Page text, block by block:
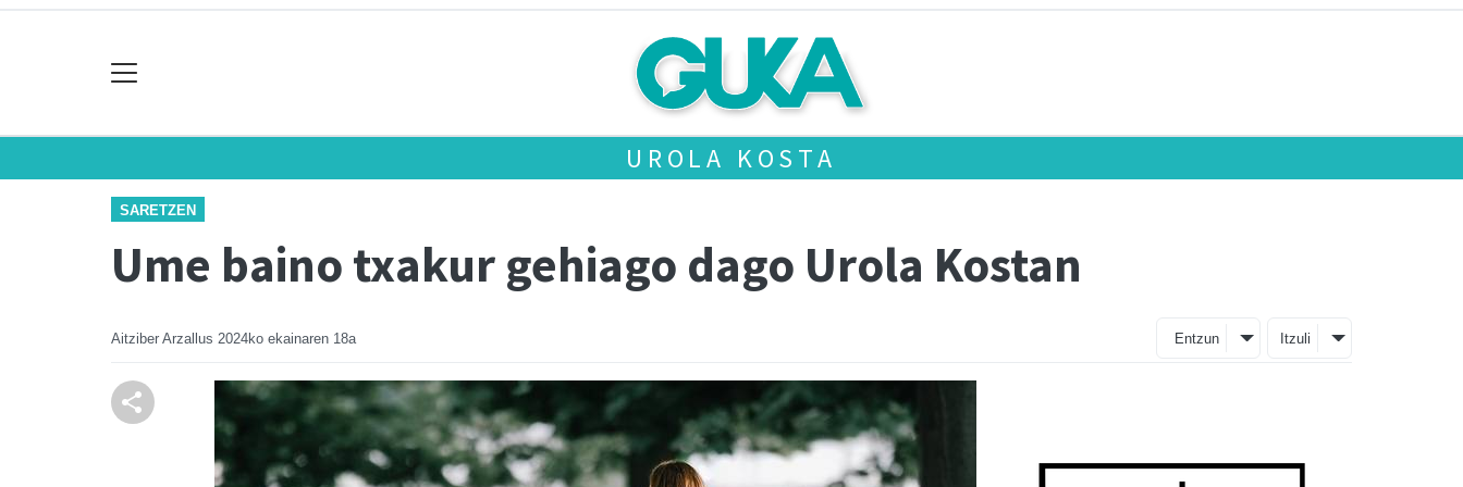
UROLA KOSTA
SARETZEN
Ume baino txakur gehiago dago Urola Kostan
Aitziber Arzallus 2024ko ekainaren 18a Entzun Itzuli